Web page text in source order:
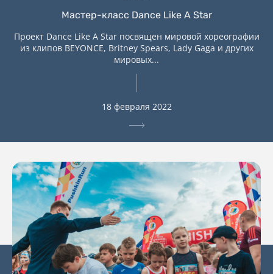
Мастер-класс Dance Like A Star
Проект Dance Like A Star посвящен мировой хореографии
из клипов BEYONCE, Britney Spears, Lady Gaga и других
мировых...
18 февраля 2022